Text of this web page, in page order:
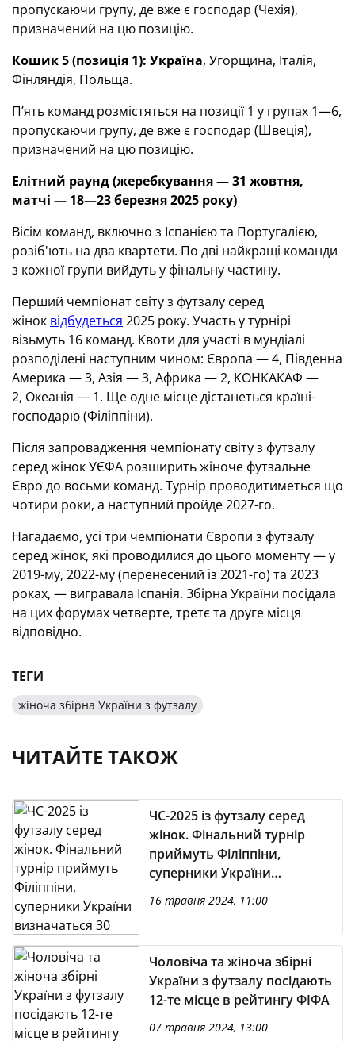
пропускаючи групу, де вже є господар (Чехія),
призначений на цю позицію.
Кошик 5 (позиція 1): Україна, Угорщина, Італія,
Фінляндія, Польща.
П’ять команд розмістяться на позиції 1 у групах 1—6,
пропускаючи групу, де вже є господар (Швеція),
призначений на цю позицію.
Елітний раунд (жеребкування — 31 жовтня,
матчі — 18—23 березня 2025 року)
Вісім команд, включно з Іспанією та Португалією,
розіб'ють на два квартети. По дві найкращі команди
з кожної групи вийдуть у фінальну частину.
Перший чемпіонат світу з футзалу серед
жінок відбудеться 2025 року. Участь у турнірі
візьмуть 16 команд. Квоти для участі в мундіалі
розподілені наступним чином: Європа — 4, Південна
Америка — 3, Азія — 3, Африка — 2, КОНКАКАФ —
2, Океанія — 1. Ще одне місце дістанеться країні-
господарю (Філіппіни).
Після запровадження чемпіонату світу з футзалу
серед жінок УЄФА розширить жіноче футзальне
Євро до восьми команд. Турнір проводитиметься що
чотири роки, а наступний пройде 2027-го.
Нагадаємо, усі три чемпіонати Європи з футзалу
серед жінок, які проводилися до цього моменту — у
2019-му, 2022-му (перенесений із 2021-го) та 2023
роках, — вигравала Іспанія. Збірна України посідала
на цих форумах четверте, третє та друге місця
відповідно.
ТЕГИ
жіноча збірна України з футзалу
ЧИТАЙТЕ ТАКОЖ
ЧС-2025 із футзалу серед
жінок. Фінальний турнір
приймуть Філіппіни,
суперники України
16 травня 2024, 11:00
Чоловіча та жіноча збірні
України з футзалу посідають
12-те місце в рейтингу ФІФА
07 травня 2024, 13:00